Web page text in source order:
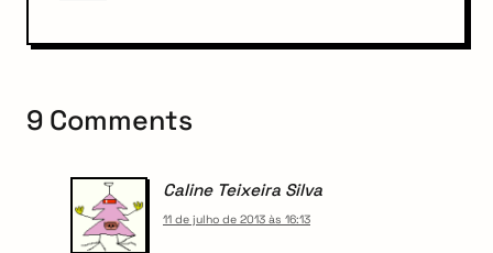
g
t
i
o
9 Comments
Caline Teixeira Silva
11 de julho de 2013 às 16:13